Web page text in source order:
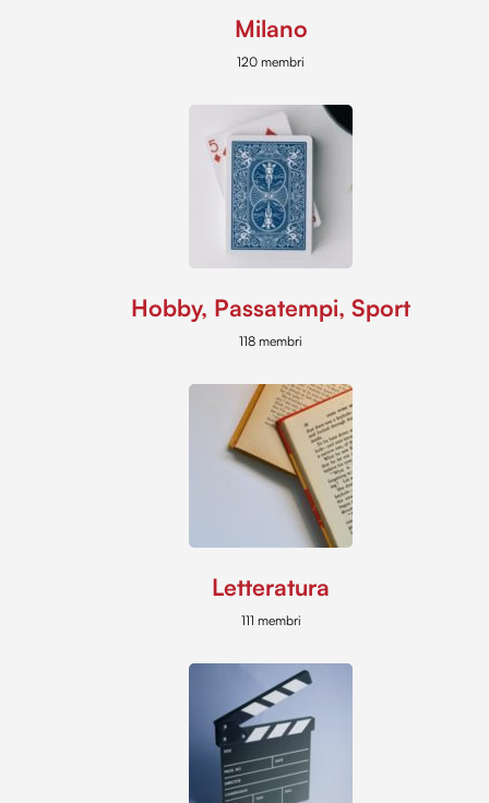
Milano
120 membri
Hobby, Passatempi, Sport
118 membri
Letteratura
111 membri